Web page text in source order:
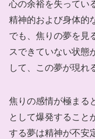
心の余裕を失ってい
精神的および身体的
でも、焦りの夢を見
スできていない状態
して、この夢が現れ
焦りの感情が極まる
として爆発すること
する夢は精神が不安